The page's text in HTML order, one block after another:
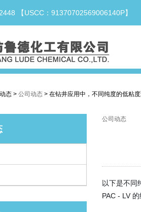
【USCC：91370702569006140P】
态 > 公司动态 > 在钻井应用中，不同纯度的低粘
公司动态
以下是不同
PAC - LV